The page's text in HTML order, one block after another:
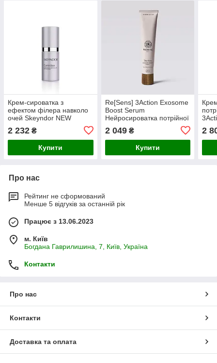
Крем-сироватка з
ефектом філера навколо
очей Skeyndor NEW
CORRECTIVE Expression
Lines Filler Eye Contour 15
ml
2 232 ₴
Купити
Re[Sens] 3Action Exosome
Boost Serum
Нейросироватка потрійної
2 049₴
Купити
2
Про нас
Рейтинг не сформований
Менше 5 відгуків за останній рік
Працює з 13.06.2023
м. Київ
Богдана Гаврилишина, 7, Київ, Україна
Контакти
Про нас
Контакти
Доставка та оплата